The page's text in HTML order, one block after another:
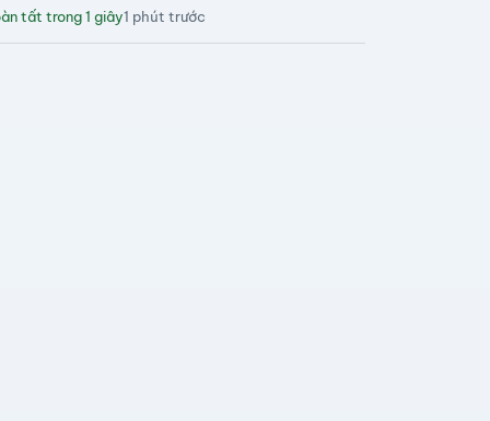
tất trong 1 giây1 phút trước